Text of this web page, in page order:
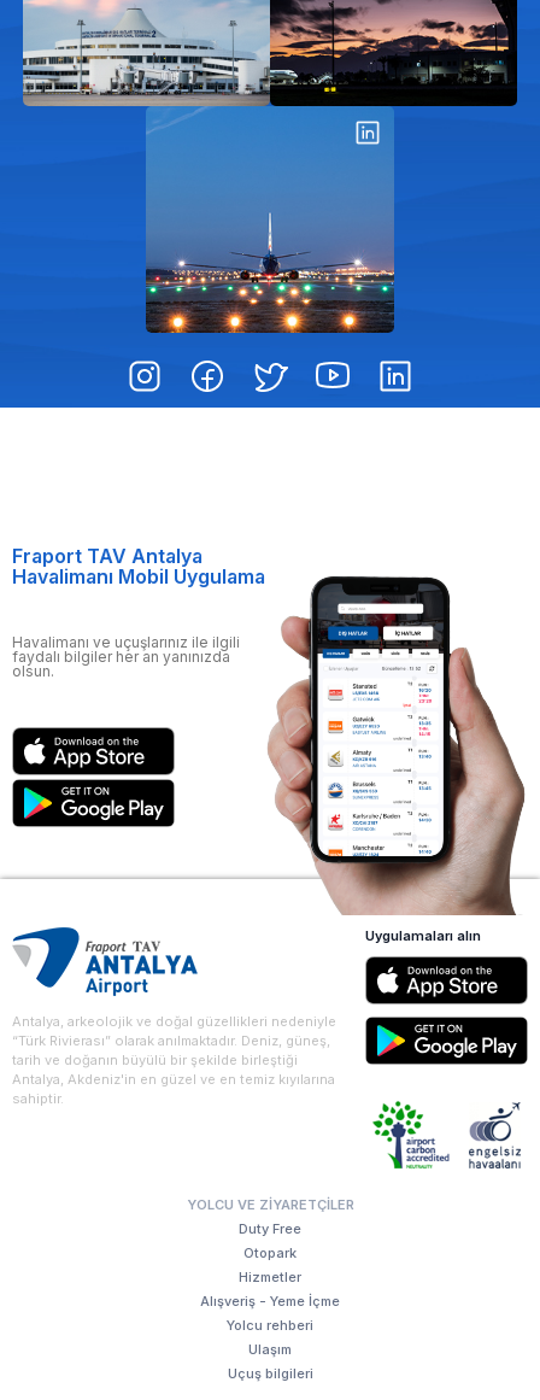
Fraport TAV Antalya
Havalimanı Mobil Uygulama
Havalimanı ve uçuşlarınız ile ilgili
faydalı bilgiler her an yanınızda
olsun.
Antalya, arkeolojik ve doğal güzellikleri nedeniyle
“Türk Rivierası” olarak anılmaktadır. Deniz, güneş,
tarih ve doğanın büyülü bir şekilde birleştiği
Antalya, Akdeniz'in en güzel ve en temiz kıyılarına
sahiptir.
YOLCU VE ZIYARETÇILER
Duty Free
Otopark
Hizmetler
Alışveriş - Yeme İçme
Yolcu rehberi
Ulaşım
Uçuş bilgileri
Uygulamaları alın